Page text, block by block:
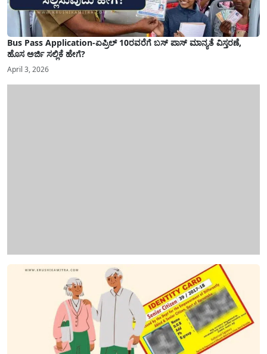
Bus Pass Application-ಏಪ್ರಿಲ್ 10ರವರೆಗೆ ಬಸ್ ಪಾಸ್ ಮಾನ್ಯತೆ ವಿಸ್ತರಣೆ,
ಹೊಸ ಅರ್ಜಿ ಸಲ್ಲಿಕೆ ಹೇಗೆ?
April 3, 2026